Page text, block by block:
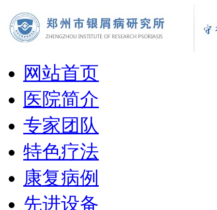
网站首页
医院简介
专家团队
特色疗法
康复病例
先进设备